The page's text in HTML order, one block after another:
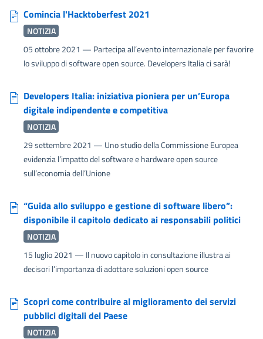
Comincia l'Hacktoberfest 2021
NOTIZIA
05 ottobre 2021 — Partecipa all’evento internazionale per favorire
lo sviluppo di software open source. Developers Italia ci sarà!
Developers Italia: iniziativa pioniera per un’Europa
digitale indipendente e competitiva
NOTIZIA
29 settembre 2021 — Uno studio della Commissione Europea
evidenzia l’impatto del software e hardware open source
sull’economia dell’Unione
“Guida allo sviluppo e gestione di software libero”:
disponibile il capitolo dedicato ai responsabili politici
NOTIZIA
15 luglio 2021 — Il nuovo capitolo in consultazione illustra ai
decisori l’importanza di adottare soluzioni open source
Scopri come contribuire al miglioramento dei servizi
pubblici digitali del Paese
NOTIZIA